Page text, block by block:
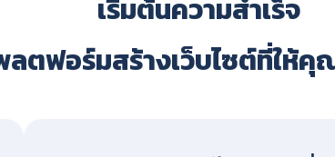
เริ่มต้นความสำเร็จ
ตฟอร์มสร้างเว็บไซต์ที่ให้คุ